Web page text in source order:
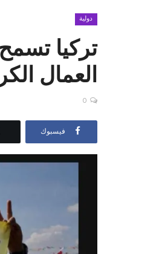
دولية
تركيا
العمال
0
فيسبوك